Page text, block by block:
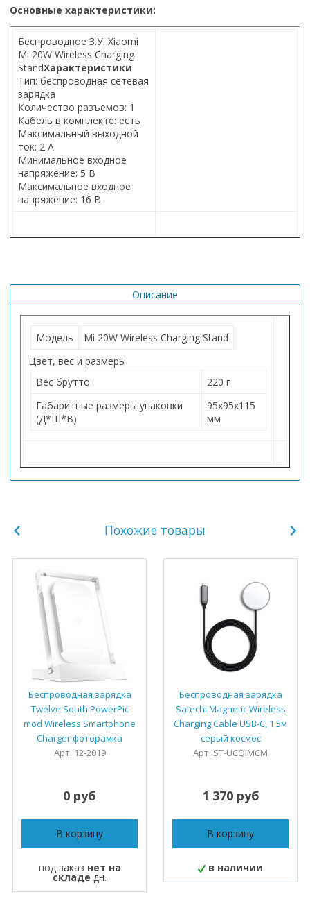
Основные характеристики:
Беспроводное З.У. Xiaomi
Mi 20W Wireless Charging
StandХарактеристики
Тип: беспроводная сетевая
зарядка
Количество разъемов: 1
Кабель в комплекте: есть
Максимальный выходной
ток: 2 А
Минимальное входное
напряжение: 5 В
Максимальное входное
напряжение: 16 В
Описание
Модель
Mi 20W Wireless Charging Stand
Цвет, вес и размеры
Вес брутто
220 г
Габаритные размеры упаковки
(Д*Ш*В)
95х95х115
мм
Похожие товары
Беспроводная зарядка
Twelve South PowerPic
mod Wireless Smartphone
Charger фоторамка
Арт. 12-2019
0 руб
В корзину
под заказ нет на
складе дн.
Беспроводная зарядка
Satechi Magnetic Wireless
Charging Cable USB-C, 1.5м
серый космос
Арт. ST-UCQIMCM
1 370 руб
В корзину
в наличии